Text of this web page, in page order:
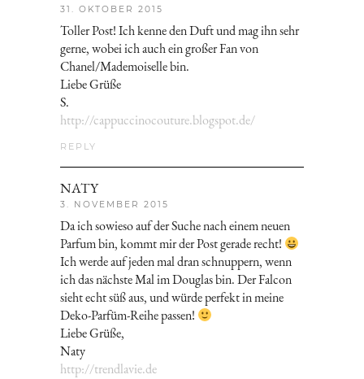
31. OKTOBER 2015
Toller Post! Ich kenne den Duft und mag ihn sehr
gerne, wobei ich auch ein großer Fan von
Chanel/Mademoiselle bin.
Liebe Grüße
S.
http://cappuccinocouture.blogspot.de/
REPLY
NATY
3. NOVEMBER 2015
Da ich sowieso auf der Suche nach einem neuen
Parfum bin, kommt mir der Post gerade recht!
Ich werde auf jeden mal dran schnuppern, wenn
ich das nächste Mal im Douglas bin. Der Falcon
sieht echt süß aus, und würde perfekt in meine
Deko-Parfüm-Reihe passen!
Liebe Grüße,
Naty
http://trendlavie.de